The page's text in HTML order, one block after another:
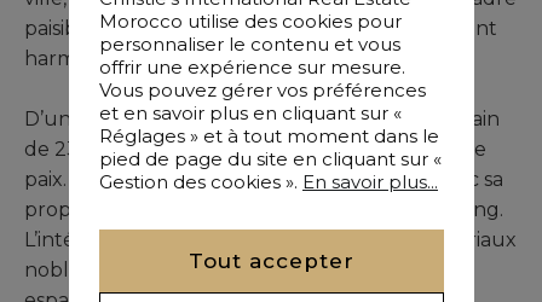
paisible où modernité et tradition se rencontrent
harmonieusement.
D’une surface habitable de 450 m² sur un terrain
de 2350 m², cette villa est un véritable havre de
paix. Elle se compose de 4 suites, chacune avec sa
propre salle de bain ou salle d’eau et un dressing.
L’intérieur, subtilement décoré avec des matériaux
nobles et des touches berbères, propose un
Morocco utilise des cookies pour
personnaliser le contenu et vous
offrir une expérience sur mesure.
Vous pouvez gérer vos préférences
et en savoir plus en cliquant sur «
Réglages » et à tout moment dans le
pied de page du site en cliquant sur «
Gestion des cookies ». En savoir plus...
Tout accepter